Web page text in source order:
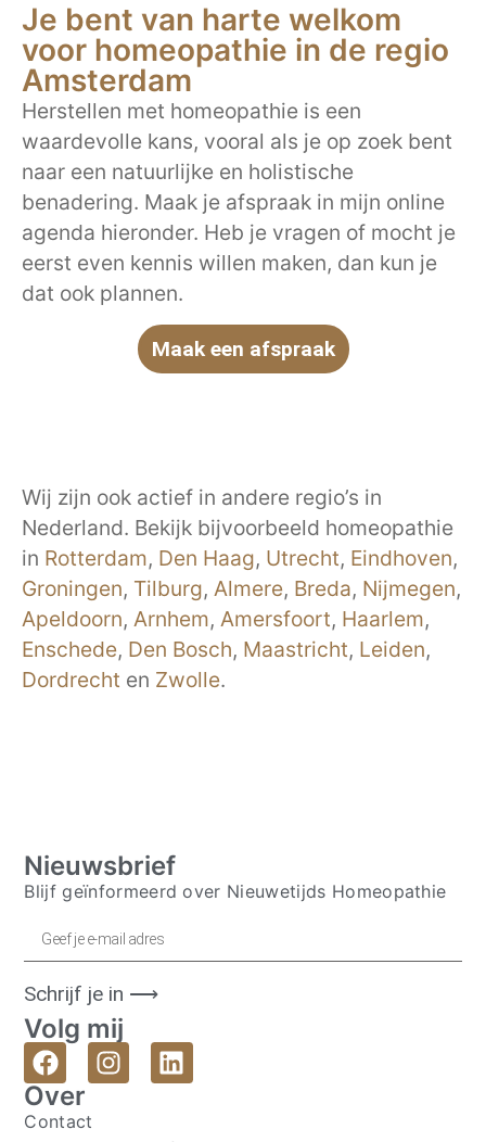
Je bent van harte welkom
voor homeopathie in de regio
Amsterdam
Herstellen met homeopathie is een
waardevolle kans, vooral als je op zoek bent
naar een natuurlijke en holistische
benadering. Maak je afspraak in mijn online
agenda hieronder. Heb je vragen of mocht je
eerst even kennis willen maken, dan kun je
dat ook plannen.
Maak een afspraak
Wij zijn ook actief in andere regio’s in
Nederland. Bekijk bijvoorbeeld homeopathie
in Rotterdam, Den Haag, Utrecht, Eindhoven,
Groningen, Tilburg, Almere, Breda, Nijmegen,
Apeldoorn, Arnhem, Amersfoort, Haarlem,
Enschede, Den Bosch, Maastricht, Leiden,
Dordrecht en Zwolle.
Nieuwsbrief
Blijf geïnformeerd over Nieuwetijds Homeopathie
Schrijf je in ⟶
Volg mij
Over
Contact